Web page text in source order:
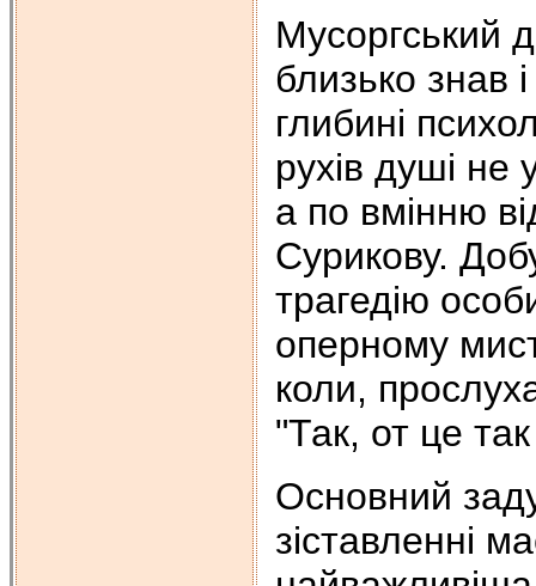
Мусоргський
близько знав
глибині
рухів душі не
а по вмінню
Сурикову.
трагедію
оперному
коли,
"Так, от це так
Основний
зіставленні